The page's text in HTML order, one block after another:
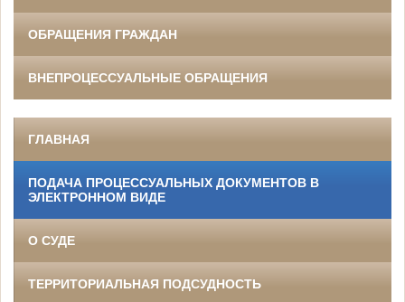
ОБРАЩЕНИЯ ГРАЖДАН
ВНЕПРОЦЕССУАЛЬНЫЕ ОБРАЩЕНИЯ
ГЛАВНАЯ
ПОДАЧА ПРОЦЕССУАЛЬНЫХ ДОКУМЕНТОВ В
ЭЛЕКТРОННОМ ВИДЕ
О СУДЕ
ТЕРРИТОРИАЛЬНАЯ ПОДСУДНОСТЬ